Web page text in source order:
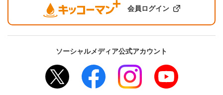
会員ログイン
ソーシャルメディア公式アカウント